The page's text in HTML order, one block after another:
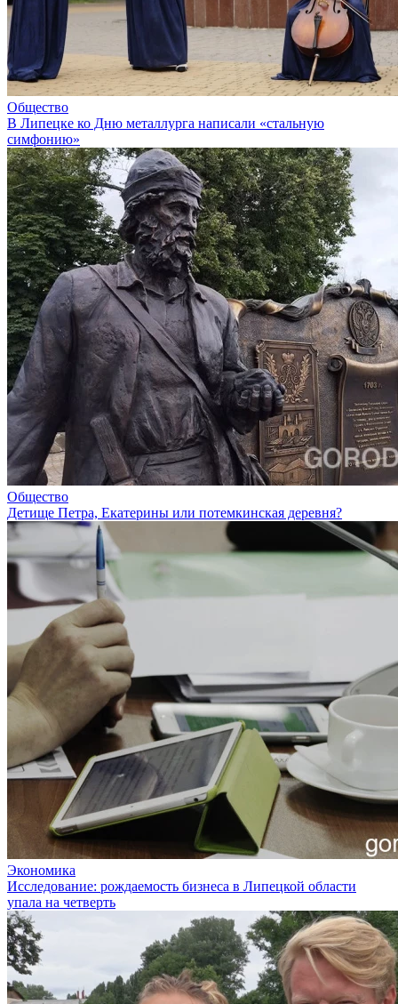
Общество
В Липецке ко Дню металлурга написали «стальную
симфонию»
Общество
Детище Петра, Екатерины или потемкинская деревня?
Экономика
Исследование: рождаемость бизнеса в Липецкой области
упала на четверть